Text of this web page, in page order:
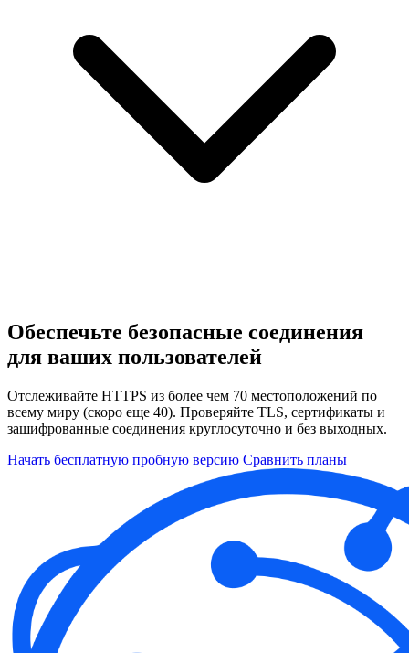
Обеспечьте безопасные соединения
для ваших пользователей
Отслеживайте HTTPS из более чем 70 местоположений по
всему миру (скоро еще 40). Проверяйте TLS, сертификаты и
зашифрованные соединения круглосуточно и без выходных.
Начать бесплатную пробную версию Сравнить планы